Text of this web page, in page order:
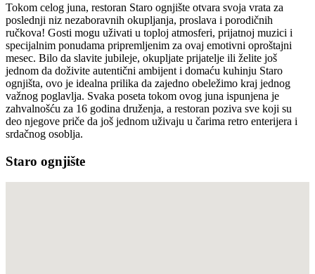
Tokom celog juna, restoran Staro ognjište otvara svoja vrata za
poslednji niz nezaboravnih okupljanja, proslava i porodičnih
ručkova! Gosti mogu uživati u toploj atmosferi, prijatnoj muzici i
specijalnim ponudama pripremljenim za ovaj emotivni oproštajni
mesec. Bilo da slavite jubileje, okupljate prijatelje ili želite još
jednom da doživite autentični ambijent i domaću kuhinju Staro
ognjišta, ovo je idealna prilika da zajedno obeležimo kraj jednog
važnog poglavlja. Svaka poseta tokom ovog juna ispunjena je
zahvalnošću za 16 godina druženja, a restoran poziva sve koji su
deo njegove priče da još jednom uživaju u čarima retro enterijera i
srdačnog osoblja.
Staro ognjište